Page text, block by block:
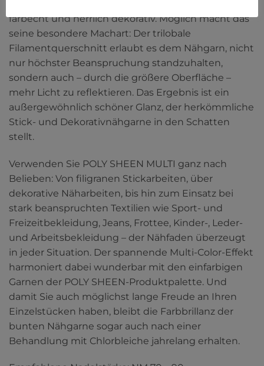
farbecht und herrlich dekorativ. Möglich macht das
seine besondere Machart: Der trilobale
Filamentquerschnitt erlaubt es dem Nähgarn, nicht
nur höchster Beanspruchung standzuhalten,
sondern auch – durch die größere Oberfläche –
mehr Licht zu reflektieren. Das Ergebnis ist ein
außergewöhnlich schöner Glanz, der herkömmliche
Stick- und Dekorativnähgarne in den Schatten
stellt.
Verwenden Sie POLY SHEEN MULTI ganz nach
Belieben: Von filigranen Stickarbeiten, über
dekorative Näharbeiten, bis hin zum Einsatz bei
stark beanspruchten Textilien wie Sport- und
Freizeitbekleidung, Jeans, Frottee, Kinder-, Leder-
und Arbeitsbekleidung – der Nähfaden überzeugt
in jeder Situation. Der spannende Multi-Color-Effekt
harmoniert dabei wunderbar mit den einfarbigen
Garnen der POLY SHEEN-Produktpalette. Und
damit Sie auch möglichst lange Freude an Ihren
Einzelstücken haben, bleibt die Farbbrillanz der
bunten Nähgarne sogar auch nach einer
Behandlung mit Chlorbleiche jahrelang erhalten.